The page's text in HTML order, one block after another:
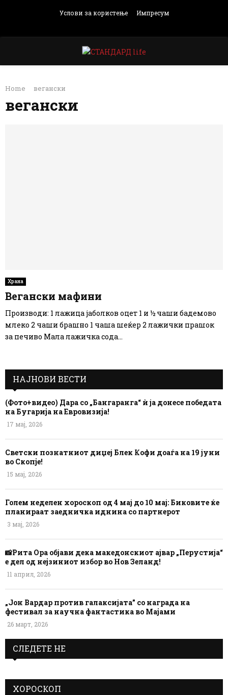
Услови за користење Импресум
PRIMARY
MENU
Home вегански
вегански
Храна
Вегански мафини
Производи: 1 лажица јаболков оцет 1 и ½ чаши бадемово
млеко 2 чаши брашно 1 чаша шеќер 2 лажички прашок
за печиво Мала лажичка сода...
НАЈНОВИ ВЕСТИ
(Фото+видео) Дара со „Бангаранга“ ѝ ја донесе победата
на Бугарија на Евровизија!
17 мај, 2026
Светски познатниот диџеј Блек Кофи доаѓа на 19 јуни
во Скопје!
15 мај, 2026
Голем неделен хороскоп од 4 мај до 10 мај: Биковите ќе
планираат заедничка иднина со партнерот
3 мај, 2026
📸Рита Ора објави дека македонскиот ајвар „Перустија“
е дел од нејзиниот избор во Нов Зеланд!
11 април, 2026
„Јон Вардар против галаксијата” со награда на
фестивал за научна фантастика во Мајами
26 март, 2026
СЛЕДЕТЕ НЕ
ХОРОСКОП